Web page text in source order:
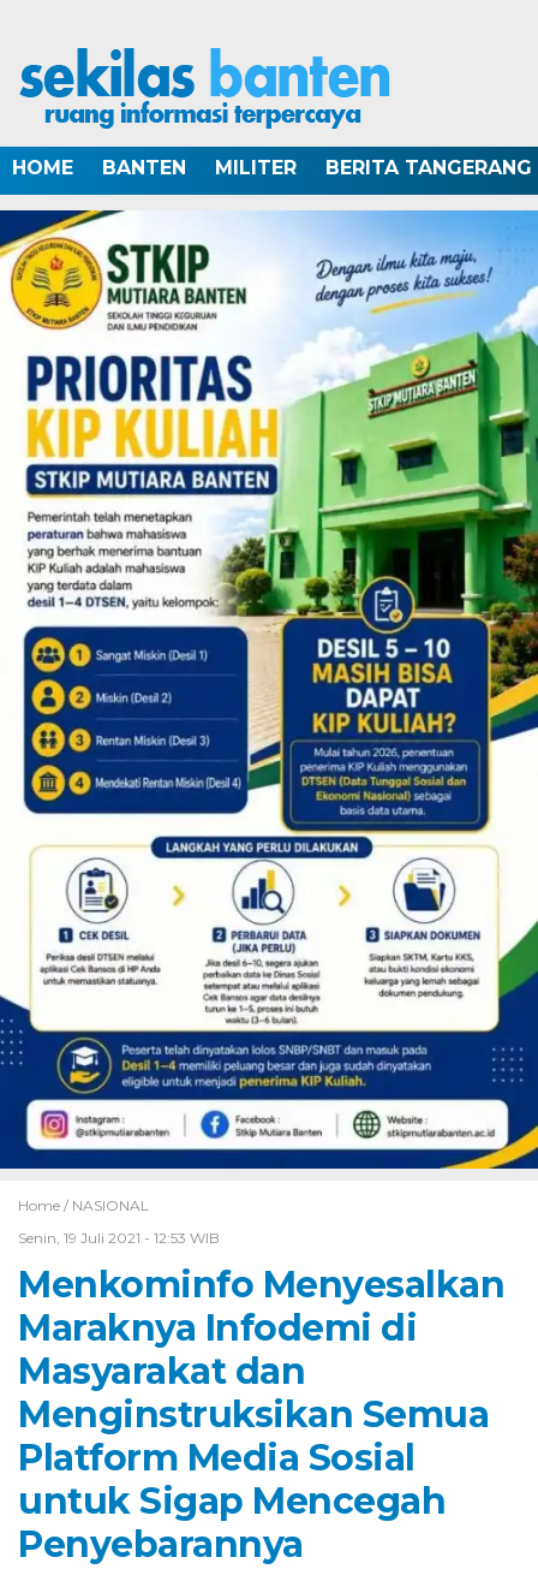
HOME BANTEN MILITER BERITA TANGERANG
Home / NASIONAL
Senin, 19 Juli 2021 - 12:53 WIB
Menkominfo Menyesalkan
Maraknya Infodemi di
Masyarakat dan
Menginstruksikan Semua
Platform Media Sosial
untuk Sigap Mencegah
Penyebarannya